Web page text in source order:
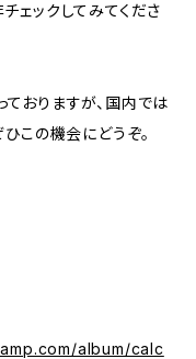
ェックしてみてくださ
おりますが、国内では
この機会にどうぞ。
album/calc